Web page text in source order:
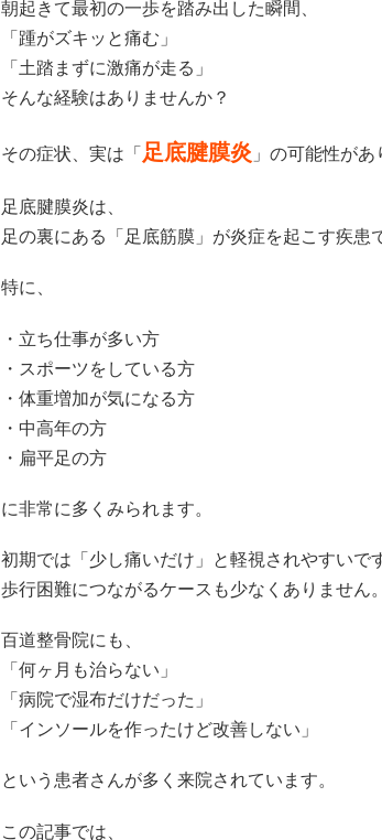
朝起きて最初の一歩を踏み出した瞬間、
「踵がズキッと痛む」
「土踏まずに激痛が走る」
そんな経験はありませんか？
その症状、実は「 足底腱膜炎 」の可能性があ
足底腱膜炎は、
足の裏にある「足底筋膜」が炎症を起こす疾患
特に、
・立ち仕事が多い方
・スポーツをしている方
・体重増加が気になる方
・中高年の方
・扁平足の方
に非常に多くみられます。
初期では「少し痛いだけ」と軽視されやすいで
歩行困難につながるケースも少なくありません。
百道整骨院にも、
「何ヶ月も治らない」
「病院で湿布だけだった」
「インソールを作ったけど改善しない」
という患者さんが多く来院されています。
この記事では、